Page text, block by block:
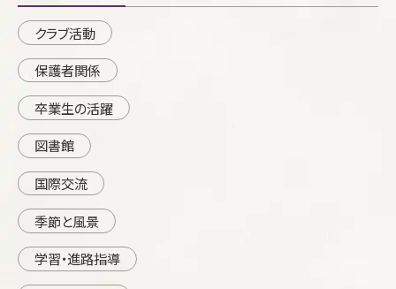
クラブ活動
保護者関係
卒業生の活躍
図書館
国際交流
季節と風景
学習・進路指導